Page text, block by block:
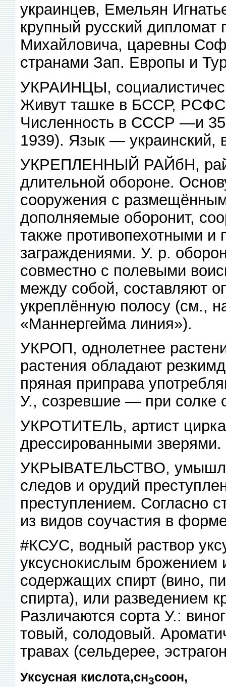
украинцев, Емельян
крупный русский дипломат
Михайловича, царевны
странами Зап. Европы и
УКРАИНЦЫ,
Живут ташке в БССР,
Численность в СССР —и
1939). Язык — украинский,
УКРЕПЛЕННЫЙ РАЙбН,
длительной обороне.
сооружения с
дополняемые оборонит,
также противопехотными и
заграждениями. У. р.
совместно с полевыми
между собой, составляют
укреплённую полосу (см.,
«Маннергейма линия»).
УКРОП, однолетнее
растения обладают
пряная приправа
У., созревшие — при солке
УКРОТИТЕЛЬ, артист
дрессированными зверями.
УКРЫВАТЕЛЬСТВО,
следов и орудий
преступлением. Согласно
из видов соучастия в
#КСУС, водный раствор
уксуснокислым брожением
содержащих спирт (вино,
спирта), или разведением
Различаются сорта У.:
товый, солодовый.
травах (сельдерее,
Уксусная кислота,сн3соон,